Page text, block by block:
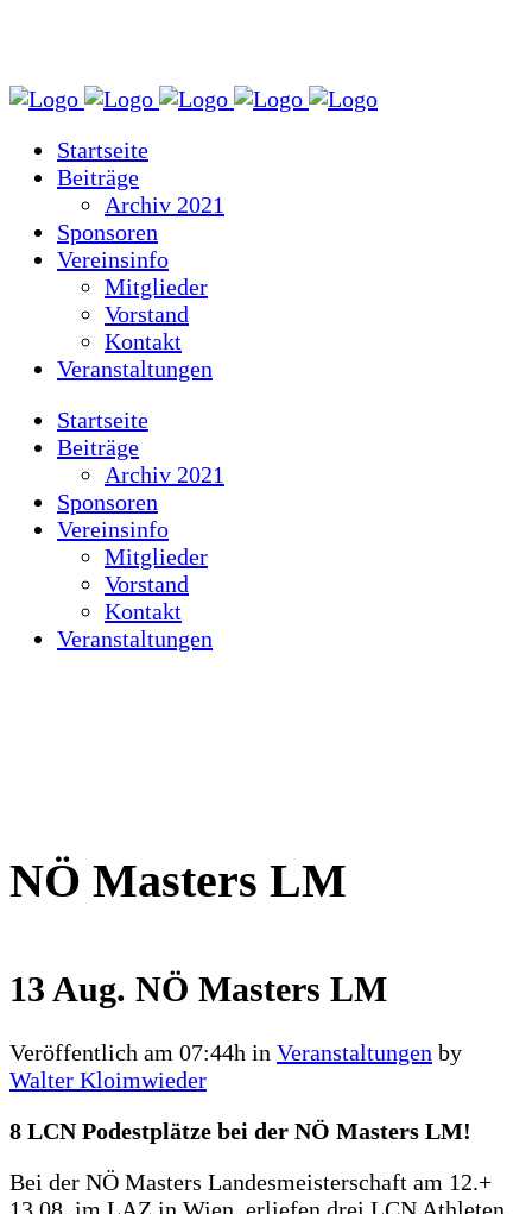
Startseite
Beiträge
Archiv 2021
Sponsoren
Vereinsinfo
Mitglieder
Vorstand
Kontakt
Veranstaltungen
Startseite
Beiträge
Archiv 2021
Sponsoren
Vereinsinfo
Mitglieder
Vorstand
Kontakt
Veranstaltungen
NÖ Masters LM
13 Aug. NÖ Masters LM
Veröffentlich am 07:44h in Veranstaltungen by
Walter Kloimwieder
8 LCN Podestplätze bei der NÖ Masters LM!
Bei der NÖ Masters Landesmeisterschaft am 12.+